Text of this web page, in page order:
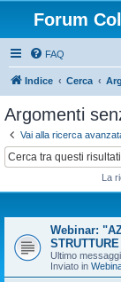
Forum
FAQ
Indice Cerca
Argomenti
Vai alla ricerca
La
Webinar:
Ultimo
Inviato in